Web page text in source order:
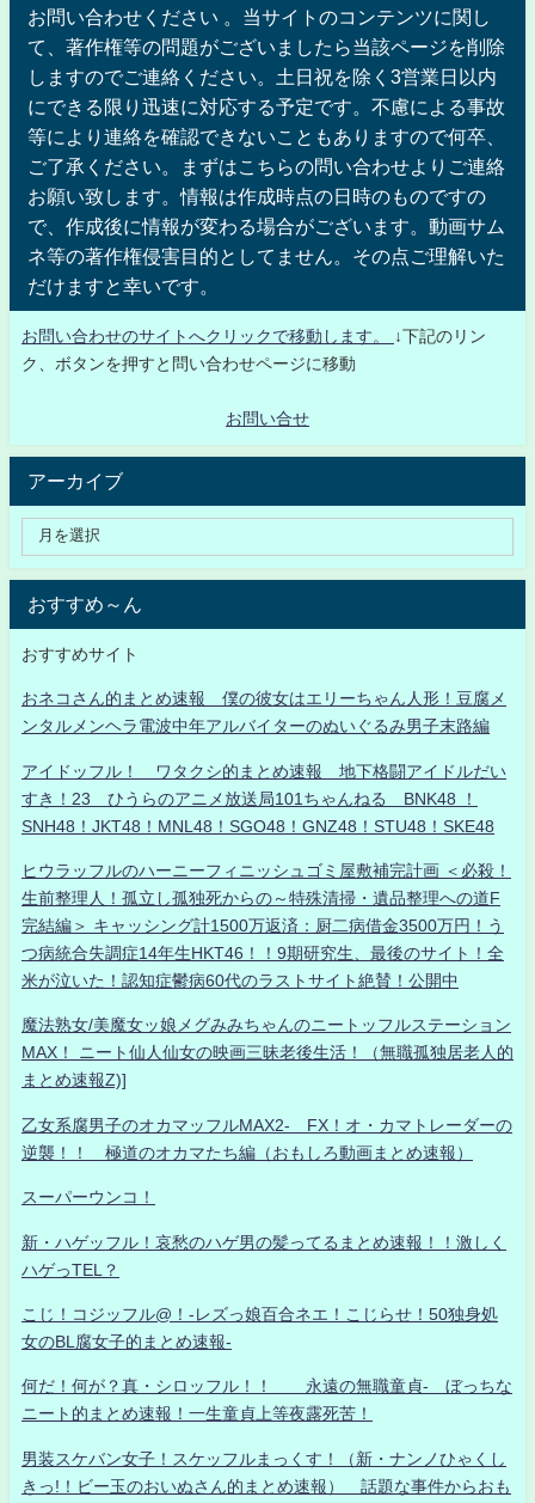
お問い合わせください 。当サイトのコンテンツに関し
て、著作権等の問題がございましたら当該ページを削除
しますのでご連絡ください。土日祝を除く3営業日以内
にできる限り迅速に対応する予定です。不慮による事故
等により連絡を確認できないこともありますので何卒、
ご了承ください。まずはこちらの問い合わせよりご連絡
お願い致します。情報は作成時点の日時のものですの
で、作成後に情報が変わる場合がございます。動画サム
ネ等の著作権侵害目的としてません。その点ご理解いた
だけますと幸いです。
お問い合わせのサイトへクリックで移動します。
↓下記のリン
ク、ボタンを押すと問い合わせページに移動
お問い合せ
アーカイブ
おすすめ～ん
おすすめサイト
おネコさん的まとめ速報 僕の彼女はエリーちゃん人形！豆腐メ
ンタルメンヘラ電波中年アルバイターのぬいぐるみ男子末路編
アイドッフル！ ワタクシ的まとめ速報 地下格闘アイドルだい
すき！23 ひうらのアニメ放送局101ちゃんねる BNK48 ！
SNH48！JKT48！MNL48！SGO48！GNZ48！STU48！SKE48
ヒウラッフルのハーニーフィニッシュゴミ屋敷補完計画 ＜必殺！
生前整理人！孤立し孤独死からの～特殊清掃・遺品整理への道F
完結編＞ キャッシング計1500万返済：厨二病借金3500万円！う
つ病統合失調症14年生HKT46！！9期研究生、最後のサイト！全
米が泣いた！認知症鬱病60代のラストサイト絶賛！公開中
魔法熟女/美魔女ッ娘メグみみちゃんのニートッフルステーション
MAX！ ニート仙人仙女の映画三昧老後生活！（無職孤独居老人的
まとめ速報Z)]
乙女系腐男子のオカマッフルMAX2- FX！オ・カマトレーダーの
逆襲！！ 極道のオカマたち編（おもしろ動画まとめ速報）
スーパーウンコ！
新・ハゲッフル！哀愁のハゲ男の髪ってるまとめ速報！！激しく
ハゲっTEL？
こじ！コジッフル@！-レズっ娘百合ネエ！こじらせ！50独身処
女のBL腐女子的まとめ速報-
何だ！何が？真・シロッフル！！ 永遠の無職童貞- ぼっちな
ニート的まとめ速報！一生童貞上等夜露死苦！
男装スケバン女子！スケッフルまっくす！（新・ナンノひゃくし
きっ!！ビー玉のおいぬさん的まとめ速報） 話題な事件からおも